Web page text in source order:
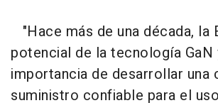
"Hace más de una década, la
potencial de la tecnología GaN
importancia de desarrollar una
suministro confiable para el